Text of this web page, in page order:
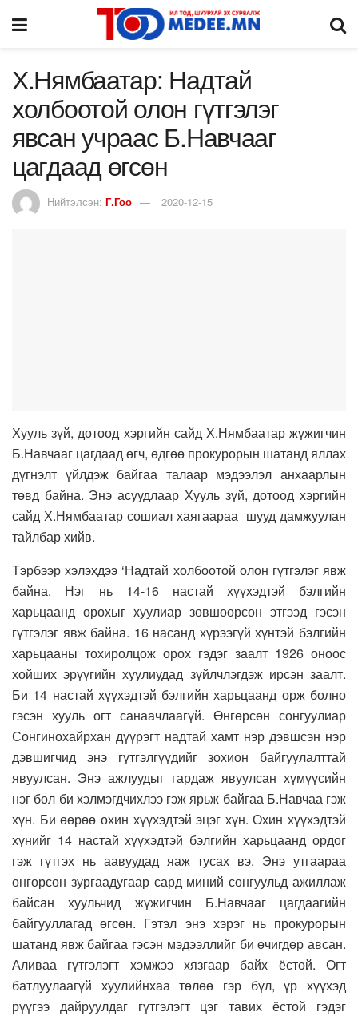
Х.Нямбаатар: Надтай
холбоотой олон гүтгэлэг
явсан учраас Б.Навчааг
цагдаад өгсөн
Нийтэлсэн: Г.Гоо 2020-12-15
Хууль зүй, дотоод хэргийн сайд Х.Нямбаатар жүжигчин
Б.Навчааг цагдаад өгч, өдгөө прокурорын шатанд яллах
дүгнэлт үйлдэж байгаа талаар мэдээлэл анхаарлын
төвд байна. Энэ асуудлаар Хууль зүй, дотоод хэргийн
сайд Х.Нямбаатар сошиал хаягаараа шууд дамжуулан
тайлбар хийв.
Тэрбээр хэлэхдээ ‘Надтай холбоотой олон гүтгэлэг явж
байна. Нэг нь 14-16 настай хүүхэдтэй бэлгийн
харьцаанд орохыг хуулиар зөвшөөрсөн этгээд гэсэн
гүтгэлэг явж байна. 16 насанд хүрээгүй хүнтэй бэлгийн
харьцааны тохиролцож орох гэдэг заалт 1926 оноос
хойших эрүүгийн хуулиудад зүйлчлэгдэж ирсэн заалт.
Би 14 настай хүүхэдтэй бэлгийн харьцаанд орж болно
гэсэн хууль огт санаачлаагүй. Өнгөрсөн сонгуулиар
Сонгинохайрхан дүүрэгт надтай хамт нэр дэвшсэн нэр
дэвшигчид энэ гүтгэлгүүдийг зохион байгуулалттай
явуулсан. Энэ ажлуудыг гардаж явуулсан хүмүүсийн
нэг бол би хэлмэгдчихлээ гэж ярьж байгаа Б.Навчаа гэж
хүн. Би өөрөө охин хүүхэдтэй эцэг хүн. Охин хүүхэдтэй
хүнийг 14 настай хүүхэдтэй бэлгийн харьцаанд ордог
гэж гүтгэх нь аавуудад яаж тусах вэ. Энэ утгаараа
өнгөрсөн зургаадугаар сард миний сонгуульд ажиллаж
байсан хуульчид жүжигчин Б.Навчааг цагдаагийн
байгууллагад өгсөн. Гэтэл энэ хэрэг нь прокурорын
шатанд явж байгаа гэсэн мэдээллийг би өчигдөр авсан.
Аливаа гүтгэлэгт хэмжээ хязгаар байх ёстой. Огт
батлуулаагүй хуулийнхаа төлөө гэр бүл, үр хүүхэд
рүүгээ дайруулдаг гүтгэлэгт цэг тавих ёстой гэдэг